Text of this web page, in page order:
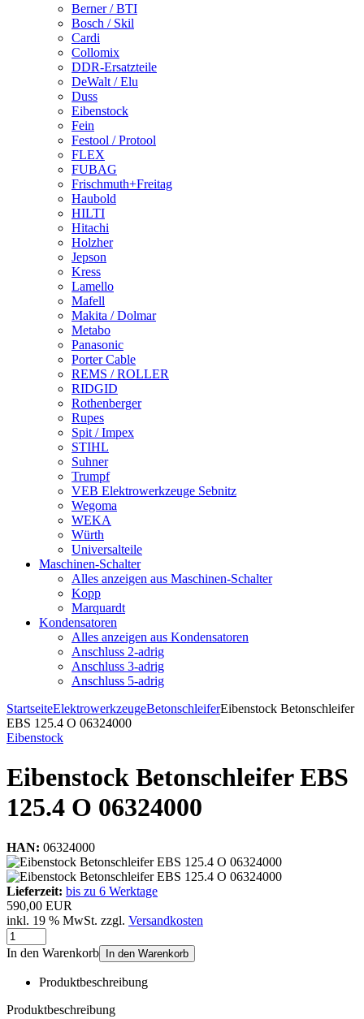
Berner / BTI
Bosch / Skil
Cardi
Collomix
DDR-Ersatzteile
DeWalt / Elu
Duss
Eibenstock
Fein
Festool / Protool
FLEX
FUBAG
Frischmuth+Freitag
Haubold
HILTI
Hitachi
Holzher
Jepson
Kress
Lamello
Mafell
Makita / Dolmar
Metabo
Panasonic
Porter Cable
REMS / ROLLER
RIDGID
Rothenberger
Rupes
Spit / Impex
STIHL
Suhner
Trumpf
VEB Elektrowerkzeuge Sebnitz
Wegoma
WEKA
Würth
Universalteile
Maschinen-Schalter
Alles anzeigen aus Maschinen-Schalter
Kopp
Marquardt
Kondensatoren
Alles anzeigen aus Kondensatoren
Anschluss 2-adrig
Anschluss 3-adrig
Anschluss 5-adrig
StartseiteElektrowerkzeugeBetonschleiferEibenstock Betonschleifer
EBS 125.4 O 06324000
Eibenstock
Eibenstock Betonschleifer EBS
125.4 O 06324000
HAN: 06324000
Lieferzeit: bis zu 6 Werktage
590,00 EUR
inkl. 19 % MwSt. zzgl. Versandkosten
In den Warenkorb In den Warenkorb
Produktbeschreibung
Produktbeschreibung